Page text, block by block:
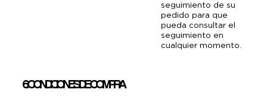
seguimiento de su
pedido para que
pueda consultar el
seguimiento en
cualquier momento.
6. CONDICIONES DE COMPRA